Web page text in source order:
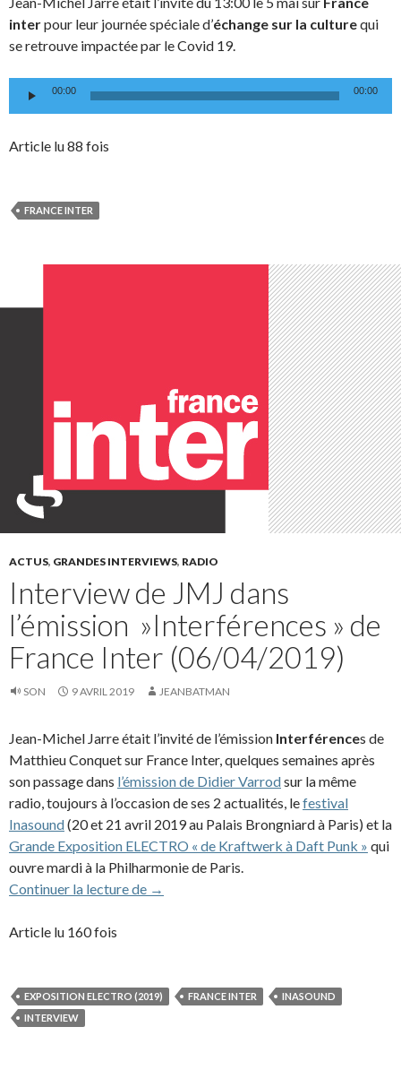
interpour leur journée spéciale d’échange sur la culturequi
se retrouve impactée par le Covid 19.
Lecteur00:00 00:00
Article lu 88 fois
FRANCE INTER
ACTUS, GRANDES INTERVIEWS, RADIO
Interview de JMJ dans
l’émission »Interférences » de
France Inter (06/04/2019)
SON 9 AVRIL 2019 JEANBATMAN
Jean-Michel Jarre était l’invité de l’émission Interférences de
Matthieu Conquet sur France Inter, quelques semaines après
son passage dans l’émission de Didier Varrodsur la même
radio, toujours à l’occasion de ses 2 actualités, lefestival
Inasound(20 et 21 avril 2019 au Palais Brongniard à Paris) et la
Grande Exposition ELECTRO « de Kraftwerk à Daft Punk » qui
ouvre mardi à la Philharmonie de Paris.
Continuer la lecture de Interview de JMJ dans l’émission
→
Article lu 160 fois
EXPOSITION ELECTRO (2019) FRANCE INTER
INASOUND
INTERVIEW